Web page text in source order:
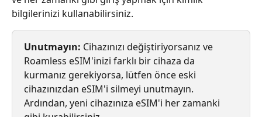
bilgilerinizi kullanabilirsiniz.
Unutmayın: Cihazınızı değiştiriyorsanız ve
Roamless eSIM'inizi farklı bir cihaza da
kurmanız gerekiyorsa, lütfen önce eski
cihazınızdan eSIM'i silmeyi unutmayın.
Ardından, yeni cihazınıza eSIM'i her zamanki